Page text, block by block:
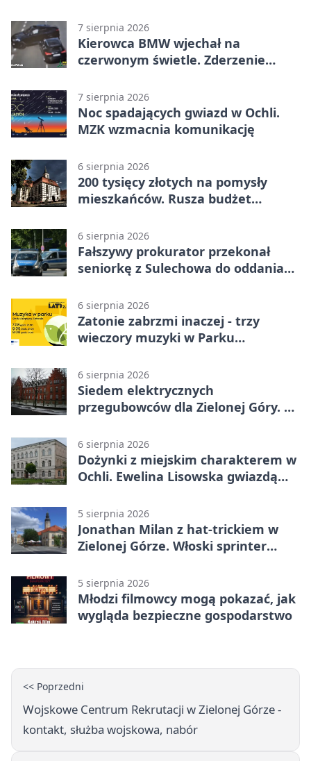
7 sierpnia 2026
Kierowca BMW wjechał na
czerwonym świetle. Zderzenie
7 sierpnia 2026
Noc spadających gwiazd w Ochli.
MZK wzmacnia komunikację
6 sierpnia 2026
200 tysięcy złotych na pomysły
mieszkańców. Rusza budżet
6 sierpnia 2026
Fałszywy prokurator przekonał
seniorkę z Sulechowa do oddania
6 sierpnia 2026
Zatonie zabrzmi inaczej - trzy
wieczory muzyki w Parku
6 sierpnia 2026
Siedem elektrycznych
przegubowców dla Zielonej Góry. To
6 sierpnia 2026
Dożynki z miejskim charakterem w
Ochli. Ewelina Lisowska gwiazdą
5 sierpnia 2026
Jonathan Milan z hat-trickiem w
Zielonej Górze. Włoski sprinter
5 sierpnia 2026
Młodzi filmowcy mogą pokazać, jak
wygląda bezpieczne gospodarstwo
<< Poprzedni
Wojskowe Centrum Rekrutacji w Zielonej Górze -
kontakt, służba wojskowa, nabór